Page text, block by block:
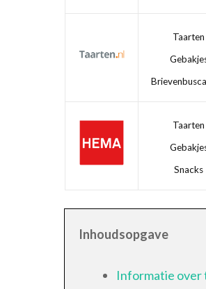
Taarten
Taarten
Snacks
Inhoudsopgave
Informatie over